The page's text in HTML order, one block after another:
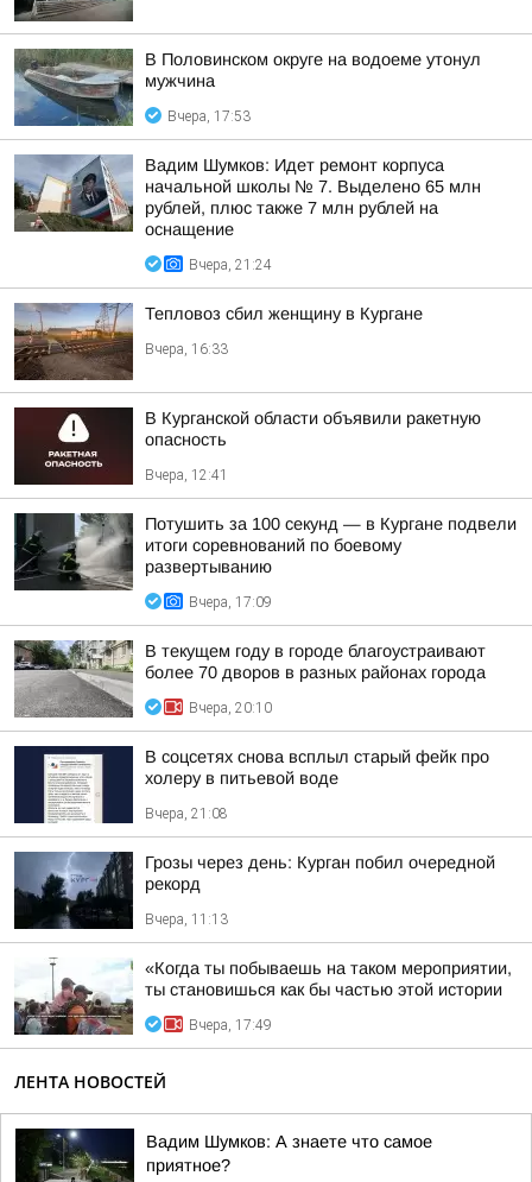
В Половинском округе на водоеме утонул
мужчина
Вчера, 17:53
Вадим Шумков: Идет ремонт корпуса
начальной школы № 7. Выделено 65 млн
рублей, плюс также 7 млн рублей на
оснащение
Вчера, 21:24
Тепловоз сбил женщину в Кургане
Вчера, 16:33
В Курганской области объявили ракетную
опасность
Вчера, 12:41
Потушить за 100 секунд — в Кургане подвели
итоги соревнований по боевому
развертыванию
Вчера, 17:09
В текущем году в городе благоустраивают
более 70 дворов в разных районах города
Вчера, 20:10
В соцсетях снова всплыл старый фейк про
холеру в питьевой воде
Вчера, 21:08
Грозы через день: Курган побил очередной
рекорд
Вчера, 11:13
«Когда ты побываешь на таком мероприятии,
ты становишься как бы частью этой истории
Вчера, 17:49
ЛЕНТА НОВОСТЕЙ
Вадим Шумков: А знаете что самое
приятное?